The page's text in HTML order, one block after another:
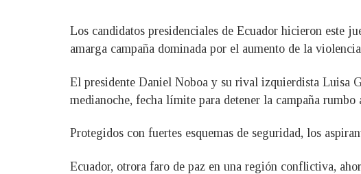
Los candidatos presidenciales de Ecuador hicieron este
amarga campaña dominada por el aumento de la
El presidente Daniel Noboa y su rival izquierdista Luisa
medianoche, fecha límite para detener la campaña
Protegidos con fuertes esquemas de seguridad, los
Ecuador, otrora faro de paz en una región conflictiva,